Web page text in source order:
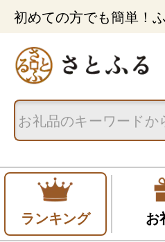
初めての方でも簡単！
ランキング お